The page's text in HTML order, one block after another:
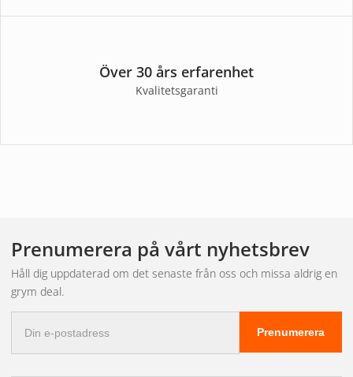
Över 30 års erfarenhet
Kvalitetsgaranti
Prenumerera på vårt nyhetsbrev
Håll dig uppdaterad om det senaste från oss och missa aldrig en
grym deal.
postadress
Prenumerera